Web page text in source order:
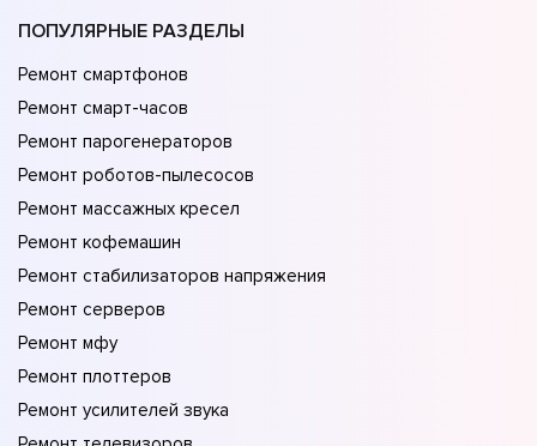
ПОПУЛЯРНЫЕ РАЗДЕЛЫ
Ремонт смартфонов
Ремонт смарт-часов
Ремонт парогенераторов
Ремонт роботов-пылесосов
Ремонт массажных кресел
Ремонт кофемашин
Ремонт стабилизаторов напряжения
Ремонт серверов
Ремонт мфу
Ремонт плоттеров
Ремонт усилителей звука